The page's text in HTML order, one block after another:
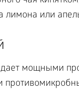
лимона или
мощными